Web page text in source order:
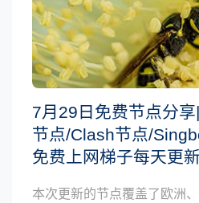
7月29日免费节点分
节点/Clash节点/
免费上网梯子每天更新
本次更新的节点覆盖了欧洲